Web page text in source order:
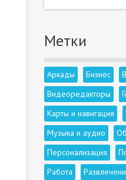
Метки
Аркады Бизнес
Видеоредакторы
Карты и навигация
Музыка и аудио
Персонализация
Работа